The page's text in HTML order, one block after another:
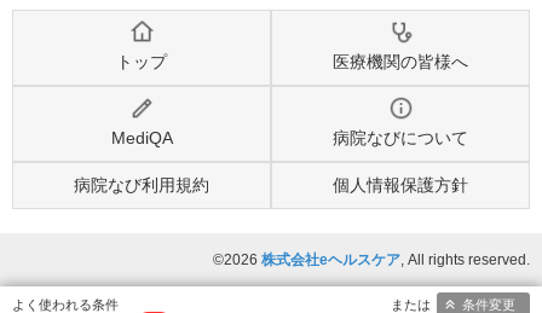
トップ 医療機関の皆様へ
MediQA 病院なびについて
病院なび利用規約 個人情報保護方針
©2026 株式会社eヘルスケア, All rights reserved.
条件変更